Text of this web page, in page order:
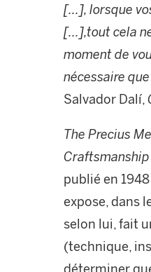
[...], lorsque
[...],tout cela
moment de
nécessaire
Salvador Dalí,
The Precius
publié en
expose, dans
selon lui, fait
(technique,